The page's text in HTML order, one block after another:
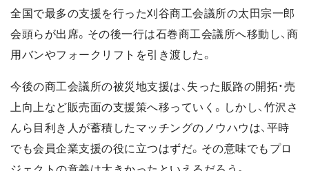
全国で最多の支援を行った刈谷商工会議所の太田宗一郎
会頭らが出席。その後一行は石巻商工会議所へ移動し、商
用バンやフォークリフトを引き渡した。
今後の商工会議所の被災地支援は、失った販路の開拓・売
上向上など販売面の支援策へ移っていく。しかし、竹沢さ
んら目利き人が蓄積したマッチングのノウハウは、平時
でも会員企業支援の役に立つはずだ。その意味でもプロ